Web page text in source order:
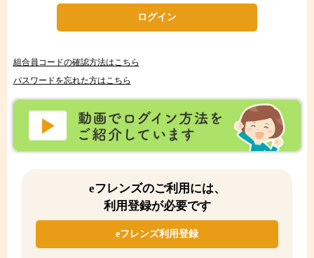
ログイン
組合員コードの確認方法はこちら
パスワードを忘れた方はこちら
eフレンズのご利用には、
利用登録が必要です
eフレンズ利用登録